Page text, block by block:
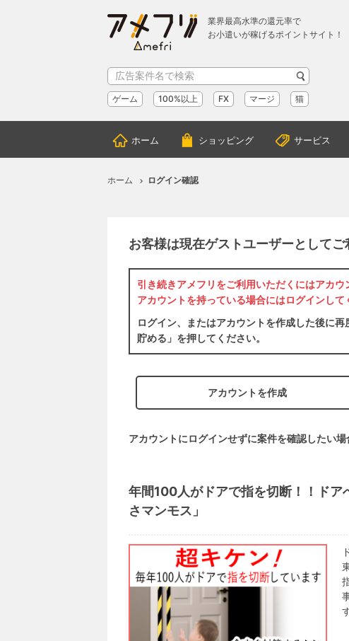
業界最高水準の還元率で
お小遣いが稼げるポイントサイト！
ゲーム 100%以上 FX マージ 猫
ホーム ショッピング サービス
ホーム ログイン確認
お客様は現在ゲストユーザーとしてご
引き続きアメフリをご利用いただくにはアカウ
アカウントを持っている場合にはログインして
ログイン、またはアカウントを作成した後に
貯める」を押してください。
アカウントを作成
アカウントにログインせずに案件を確認したい場
年間100人がドアで指を切断！！ドア
さマンモス」